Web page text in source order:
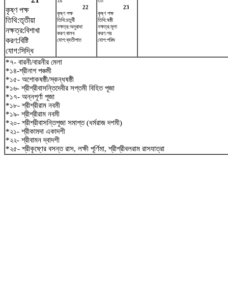
কৃষ্ণ পক্ষ
তিথি:তৃতীয়া
নক্ষত্র:বিশাখা
করণ:বিষ্টি
যোগ:সিদ্ধি
22
কৃষ্ণ পক্ষ
তিথি:চতুর্থী
নক্ষত্র:অনুরাধা
করণ:বালব
যোগ:ব্যতীপাত
23
কৃষ্ণ পক্ষ
তিথি:ষষ্ঠী
নক্ষত্র:মূলা
করণ:গর
যোগ:পরিঘ
*৭- বারনী/বারনীর মেলা
*১৪-শ্রীনাগ পঞ্চমী
*১৫- অশোকষষ্ঠী/স্কন্ধষষ্ঠী
*১৬- শ্রীশ্রীবাসন্তিদেবীর সপ্তমী বিহিত পূজা
*১৭- অন্নপূর্ণা পূজা
*১৮- শ্রীশ্রীরাম নবমী
*১৯- শ্রীশ্রীরাম নবমী
*২০- শ্রীশ্রীবাসন্তিপূজা সমাপ্ত (ধর্মরাজ দশমী)
*২১- শ্রীকামদা একাদশী
*২২- শ্রীবামন দ্বাদশী
*২৫- শ্রীকৃষ্ণের বসন্ত রাস, লক্ষী পূর্ণিমা, শ্রীশ্রীবলরাম রাসযাত্রা